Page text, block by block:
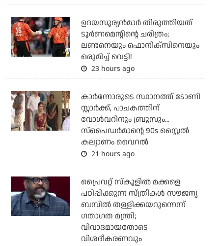
ഉദയസൂര്യന്‍മാര്‍ തിരുത്തിയത്
ടൂര്‍ണമെന്റിന്റെ ചരിത്രം;
ലണ്ടനെയും ഫൊനിക്‌സിനെയും
ഒരുമിച്ച് വെട്ടി!
23 hours ago
കാര്‍ന്നോരുടെ സ്ഥാനത്ത് ടോണി
സ്റ്റാര്‍ക്ക്, പാചകത്തിന്
വോള്‍വറിനും ബ്രൂസും...
സ്‌പൈഡര്‍മാന്റെ 90s സ്റ്റൈല്‍
കല്യാണം വൈറല്‍
21 hours ago
പ്രൈവറ്റ് സ്‌കൂളില്‍ മക്കളെ
പഠിപ്പിക്കുന്ന സ്ത്രീകള്‍ സൗജന്യ
ബസില്‍ തള്ളിക്കയറുന്നെന്ന്
ഗതാഗത മന്ത്രി;
വിവാദമായതോടെ
വിശദീകരണവും